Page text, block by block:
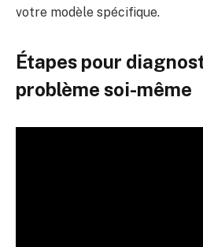
votre modèle spécifique.
Étapes pour
problème soi-même